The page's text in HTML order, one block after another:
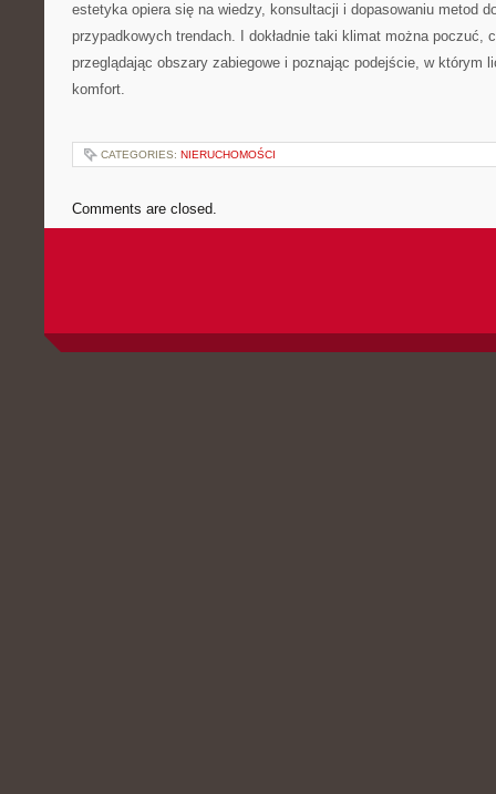
estetyka opiera się na wiedzy, konsultacji i dopasowaniu metod
przypadkowych trendach. I dokładnie taki klimat można poczuć,
przeglądając obszary zabiegowe i poznając podejście, w którym
komfort.
CATEGORIES: NIERUCHOMOŚCI
Comments are closed.